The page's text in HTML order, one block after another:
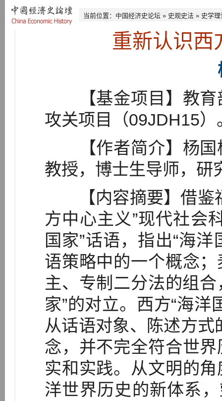
当前位置： 中国经济史论坛 » 史观史法 » 史学理
重新认识西
【基金项目】教育
攻关项目（09JDH15）
【作者简介】杨国
教授，博士生导师，研
【内容摘要】借鉴
方中心主义”现代社会
国家”话语，指出“海
语策略中的一个概念
主、专制二分法的组合
家”的对立。西方“海
从话语对象、陈述方式
念，并不完全符合世
实和实践。从文明的
洋世界历史的新体系